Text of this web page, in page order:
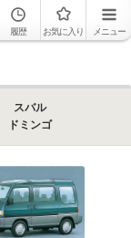
履歴 お気に入り メニュー
スバル
ドミンゴ